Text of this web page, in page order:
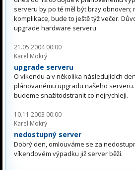
serveru by po té měl být brzy obnoven;
komplikace, bude to ještě týž večer.
upgrade hardware serveru.
21.05.2004 00:00
Karel Mokrý
upgrade serveru
O víkendu a v několika následujících
plánovanému upgradu našeho
budeme snažitodstranit co nejrychleji.
10.11.2003 00:00
Karel Mokrý
nedostupný server
Dobrý den, omlouváme se za
víkendovém výpadku již server běží.